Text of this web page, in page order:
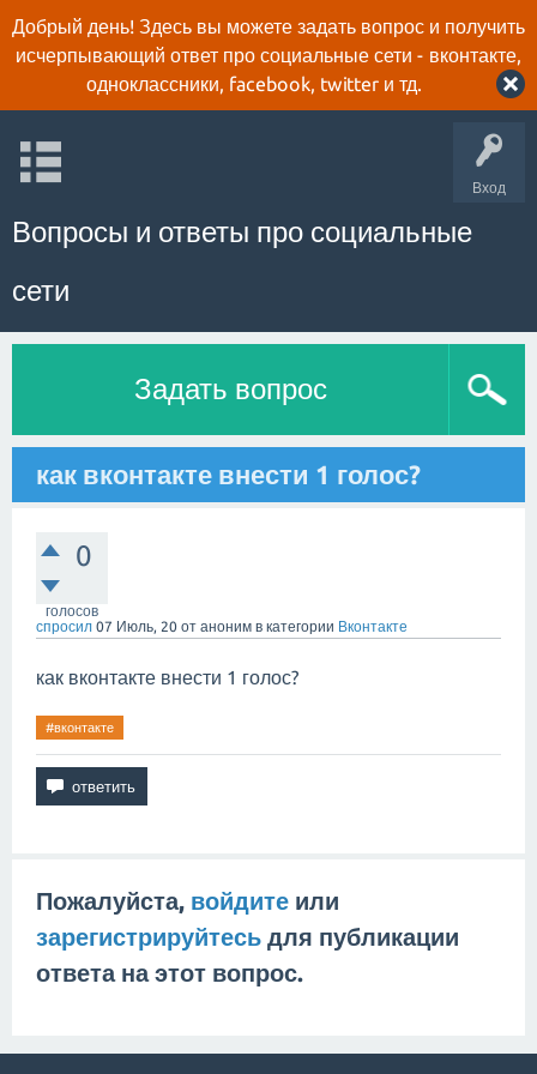
Добрый день! Здесь вы можете задать вопрос и получить
исчерпывающий ответ про социальные сети - вконтакте,
одноклассники, facebook, twitter и тд.
Вход
Вопросы и ответы про социальные
сети
Задать вопрос
как вконтакте внести 1 голос?
0
голосов
спросил 07 Июль, 20 от аноним в категории Вконтакте
как вконтакте внести 1 голос?
#вконтакте
Пожалуйста, войдите или
зарегистрируйтесь для публикации
ответа на этот вопрос.